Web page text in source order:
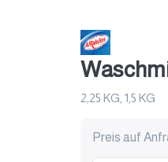
2,25 KG, 1,5 KG
Preis auf